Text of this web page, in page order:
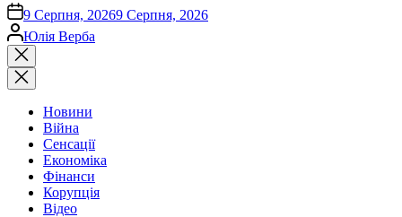
on9 Серпня, 20269 Серпня, 2026
Опубліковано
Юлія Верба
Закрити
пошук
Новини
Війна
Сенсації
Економіка
Фінанси
Корупція
Відео